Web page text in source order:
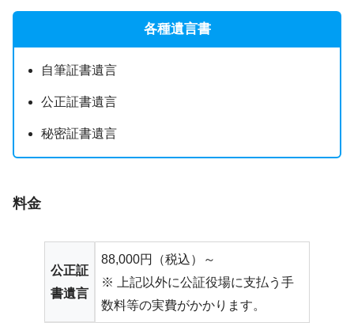
各種遺言書
自筆証書遺言
公正証書遺言
秘密証書遺言
料金
公正証
書遺言
88,000円（税込）～
※ 上記以外に公証役場に支払う手
数料等の実費がかかります。